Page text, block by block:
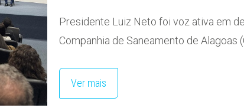
Presidente Luiz Neto foi voz ativa em
Companhia de Saneamento de Alagoas
Ver mais